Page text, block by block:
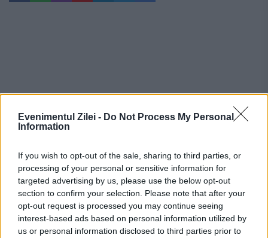
Evenimentul Zilei - Do Not Process My Personal
Information
If you wish to opt-out of the sale, sharing to third parties, or
processing of your personal or sensitive information for
targeted advertising by us, please use the below opt-out
section to confirm your selection. Please note that after your
opt-out request is processed you may continue seeing
interest-based ads based on personal information utilized by
us or personal information disclosed to third parties prior to
Recomandările noastre